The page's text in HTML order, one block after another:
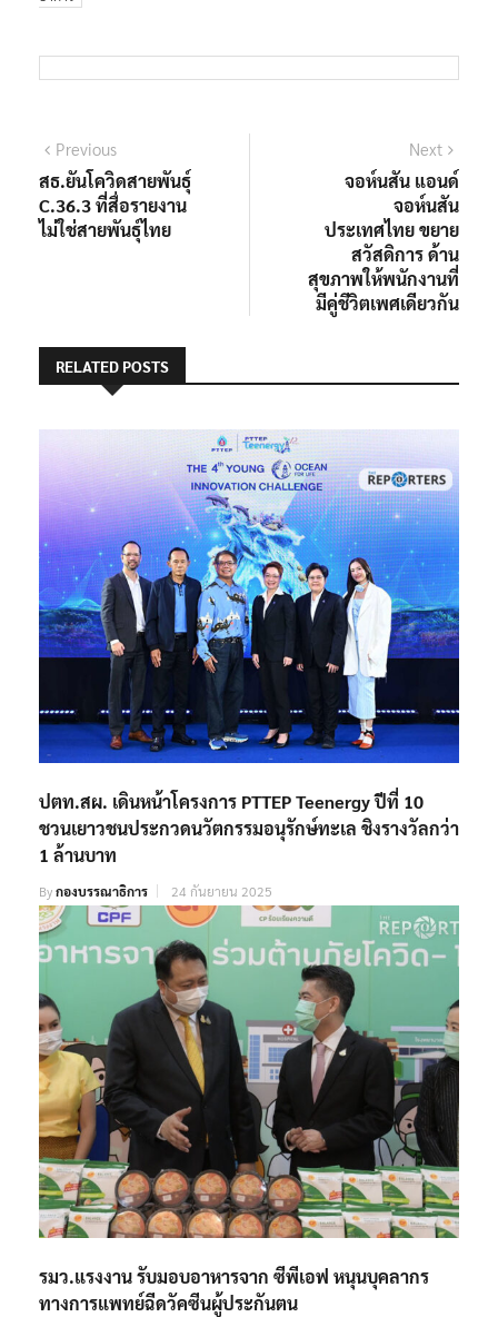
แนะแนว
เรื่อง
PreviousPrevious
post:
สธ.ยันโควิดสายพันธุ์
C.36.3 ที่สื่อรายงาน
ไม่ใช่สายพันธุ์ไทย
Next
post:
จอห์นสัน แอนด์
จอห์นสัน
ประเทศไทย ขยาย
สวัสดิการ ด้าน
สุขภาพให้พนักงานที่
มีคู่ชีวิตเพศเดียวกัน
RELATED POSTS
ปตท.สผ. เดินหน้าโครงการ PTTEP Teenergy ปีที่ 10
ชวนเยาวชนประกวดนวัตกรรมอนุรักษ์ทะเล ชิงรางวัลกว่า
1 ล้านบาท
Byกองบรรณาธิการ 24 กันยายน 2025
รมว.แรงงาน รับมอบอาหารจาก ซีพีเอฟ หนุนบุคลากร
ทางการแพทย์ฉีดวัคซีนผู้ประกันตน